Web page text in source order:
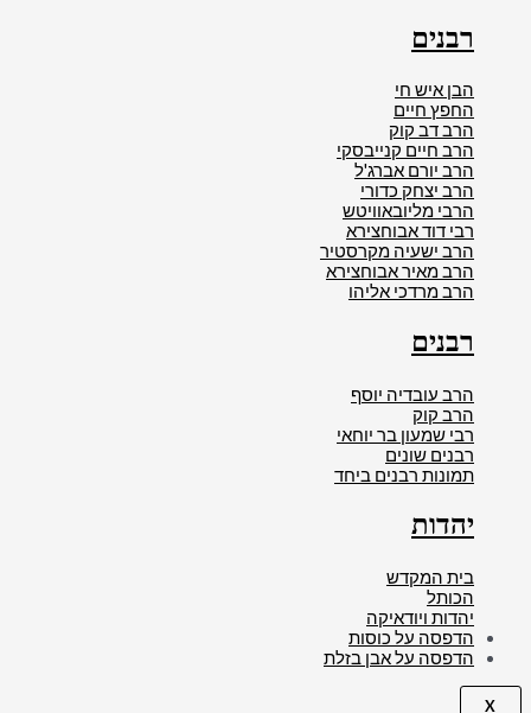
רבנים
הבן איש חי
החפץ חיים
הרב דב קוק
הרב חיים קנייבסקי
הרב יורם אברג'ל
הרב יצחק כדורי
הרבי מליובאוויטש
רבי דוד אבוחצירא
הרב ישעיה מקרסטיר
הרב מאיר אבוחצירא
הרב מרדכי אליהו
רבנים
הרב עובדיה יוסף
הרב קוק
רבי שמעון בר יוחאי
רבנים שונים
תמונות רבנים ביחד
יהדות
בית המקדש
הכותל
יהדות ויודאיקה
הדפסה על כוסות
הדפסה על אבן בזלת
X